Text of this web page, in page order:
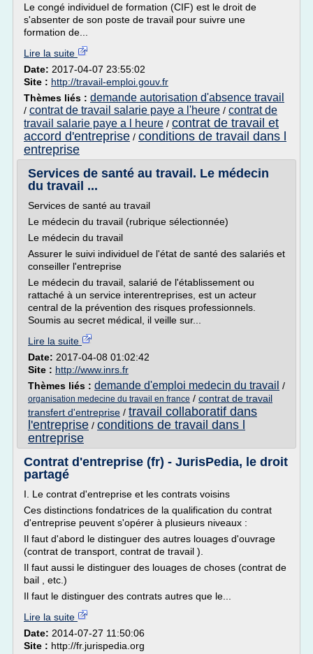
Le congé individuel de formation (CIF) est le droit de
s'absenter de son poste de travail pour suivre une
formation de...
Lire la suite
Date: 2017-04-07 23:55:02
Site : http://travail-emploi.gouv.fr
Thèmes liés : demande autorisation d'absence travail
/ contrat de travail salarie paye a l'heure / contrat de
travail salarie paye a l heure / contrat de travail et
accord d'entreprise / conditions de travail dans l
entreprise
Services de santé au travail. Le médecin
du travail ...
Services de santé au travail
Le médecin du travail (rubrique sélectionnée)
Le médecin du travail
Assurer le suivi individuel de l'état de santé des salariés et
conseiller l'entreprise
Le médecin du travail, salarié de l'établissement ou
rattaché à un service interentreprises, est un acteur
central de la prévention des risques professionnels.
Soumis au secret médical, il veille sur...
Lire la suite
Date: 2017-04-08 01:02:42
Site : http://www.inrs.fr
Thèmes liés : demande d'emploi medecin du travail /
organisation medecine du travail en france / contrat de travail
transfert d'entreprise / travail collaboratif dans
l'entreprise / conditions de travail dans l
entreprise
Contrat d'entreprise (fr) - JurisPedia, le droit
partagé
I. Le contrat d'entreprise et les contrats voisins
Ces distinctions fondatrices de la qualification du contrat
d'entreprise peuvent s'opérer à plusieurs niveaux :
Il faut d'abord le distinguer des autres louages d'ouvrage
(contrat de transport, contrat de travail ).
Il faut aussi le distinguer des louages de choses (contrat de
bail , etc.)
Il faut le distinguer des contrats autres que le...
Lire la suite
Date: 2014-07-27 11:50:06
Site : http://fr.jurispedia.org